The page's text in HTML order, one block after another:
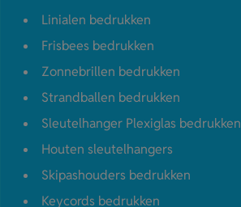
Linialen bedrukken
Frisbees bedrukken
Zonnebrillen bedrukken
Strandballen bedrukken
Sleutelhanger Plexiglas bedrukken
Houten sleutelhangers
Skipashouders bedrukken
Keycords bedrukken